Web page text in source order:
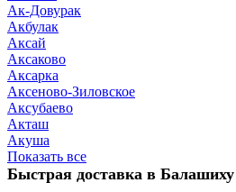
Ак-Довурак
Акбулак
Аксай
Аксаково
Аксарка
Аксеново-Зиловское
Аксубаево
Акташ
Акуша
Показать все
Быстрая доставка в Балашиху